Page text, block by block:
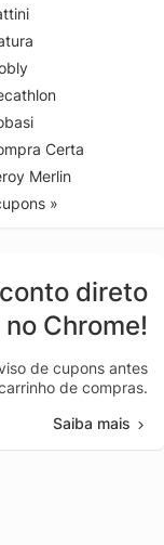
Certa
Merlin
»
direto
no Chrome!
de cupons antes
de compras.
Saiba mais